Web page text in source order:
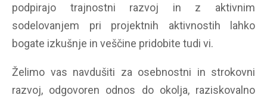
podpirajo trajnostni razvoj in z aktivnim
sodelovanjem pri projektnih aktivnostih lahko
bogate izkušnje in veščine pridobite tudi vi.
Želimo vas navdušiti za osebnostni in strokovni
razvoj, odgovoren odnos do okolja, raziskovalno